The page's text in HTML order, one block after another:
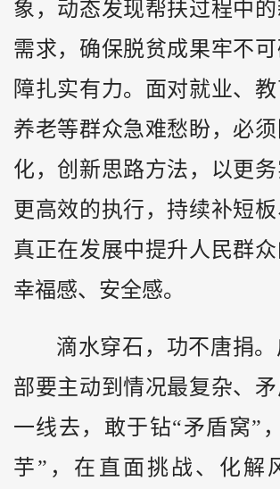
象，动态发现帮扶过程中
需求，确保脱贫成果牢不
障扎实有力。面对就业、教
养老等群众急难愁盼，必
化，创新思路方法，以更务
更高效的执行，持续补短板
真正在发展中提升人民群众
幸福感、安全感。
滴水穿石，功不唐捐
部要主动到情况最复杂、
一线去，敢于钻“矛盾窝”
芋”，在直面挑战、化解